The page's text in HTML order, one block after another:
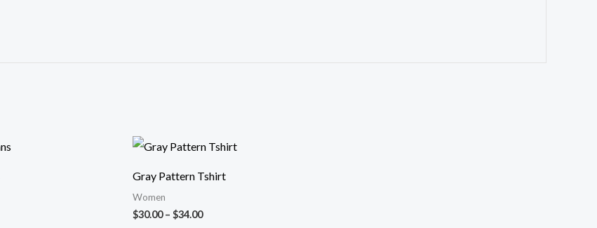
Gray Pattern Tshirt
Women
$30.00 – $34.00
Fiyat
aralığı:
-